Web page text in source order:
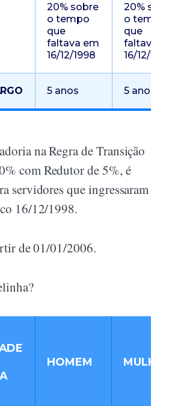
20% sobre
o tempo
que
faltava em
16/12/1998
20%
o tempo
que
faltava
16/12/
5 anos 5 anos
na Regra de Transição
com Redutor de 5%, é
servidores que ingressaram
16/12/1998.
de 01/01/2006.
HOMEM